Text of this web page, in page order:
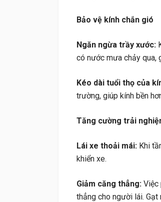
Bảo vệ kính chắn gió
Ngăn ngừa trầy xước:
có nước mưa chảy qua,
Kéo dài tuổi thọ của
trường, giúp kính bền
Tăng cường trải
Lái xe thoải mái: Khi
khiển xe.
Giảm căng thẳng: Việc
thẳng cho người lái. Gạt